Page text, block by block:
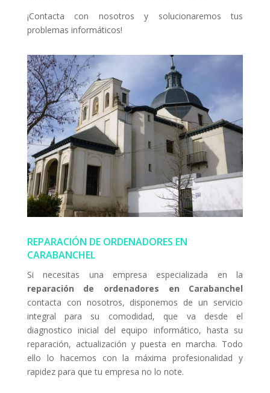
¡Contacta con nosotros y solucionaremos tus
problemas informáticos!
REPARACIÓN DE ORDENADORES EN
CARABANCHEL
Si necesitas una empresa especializada en la
reparación de ordenadores en Carabanchel
contacta con nosotros, disponemos de un servicio
integral para su comodidad, que va desde el
diagnostico inicial del equipo informático, hasta su
reparación, actualización y puesta en marcha. Todo
ello lo hacemos con la máxima profesionalidad y
rapidez para que tu empresa no lo note.